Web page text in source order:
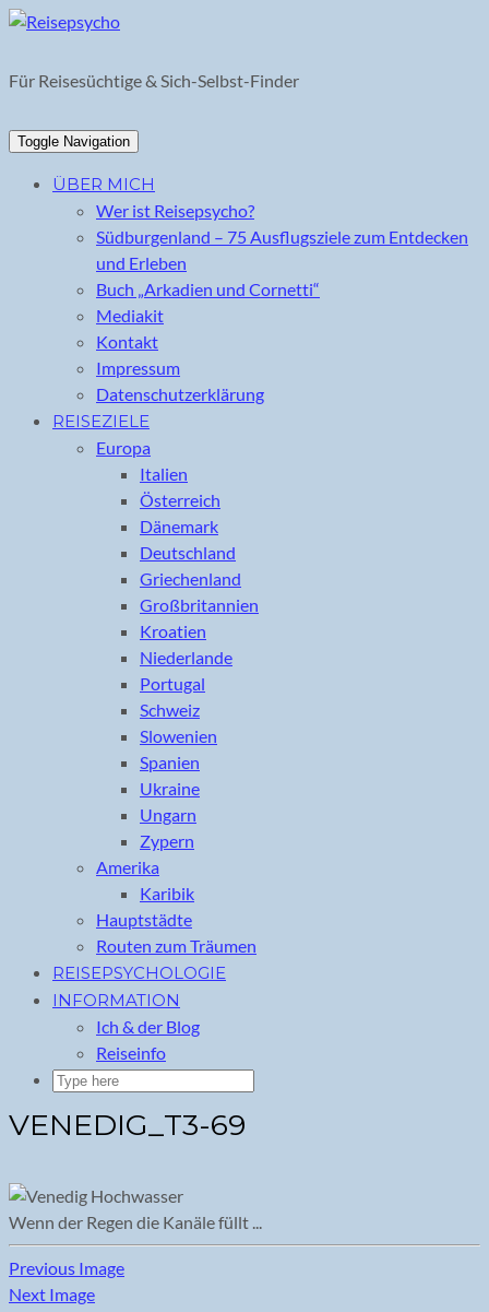
Skip
content
Für Reisesüchtige & Sich-Selbst-Finder
Toggle Navigation
ÜBER MICH
Wer ist Reisepsycho?
Südburgenland – 75 Ausflugsziele zum Entdecken
und Erleben
Buch „Arkadien und Cornetti“
Mediakit
Kontakt
Impressum
Datenschutzerklärung
REISEZIELE
Europa
Italien
Österreich
Dänemark
Deutschland
Griechenland
Großbritannien
Kroatien
Niederlande
Portugal
Schweiz
Slowenien
Spanien
Ukraine
Ungarn
Zypern
Amerika
Karibik
Hauptstädte
Routen zum Träumen
REISEPSYCHOLOGIE
INFORMATION
Ich & der Blog
Reiseinfo
VENEDIG_T3-69
Wenn der Regen die Kanäle füllt ...
Previous Image
Next Image